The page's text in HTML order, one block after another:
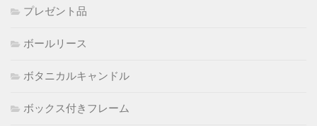
プレゼント品
ボールリース
ボタニカルキャンドル
ボックス付きフレーム